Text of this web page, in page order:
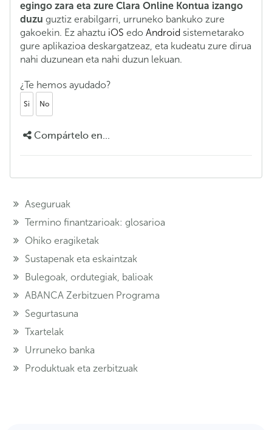
egingo zara eta zure Clara Online Kontua izango
duzu guztiz erabilgarri, urruneko bankuko zure
gakoekin. Ez ahaztu iOS edo Android sistemetarako
gure aplikazioa deskargatzeaz, eta kudeatu zure dirua
nahi duzunean eta nahi duzun lekuan.
¿Te hemos ayudado?
Si No
Compártelo en...
Aseguruak
Termino finantzarioak: glosarioa
Ohiko eragiketak
Sustapenak eta eskaintzak
Bulegoak, ordutegiak, balioak
ABANCA Zerbitzuen Programa
Segurtasuna
Txartelak
Urruneko banka
Produktuak eta zerbitzuak